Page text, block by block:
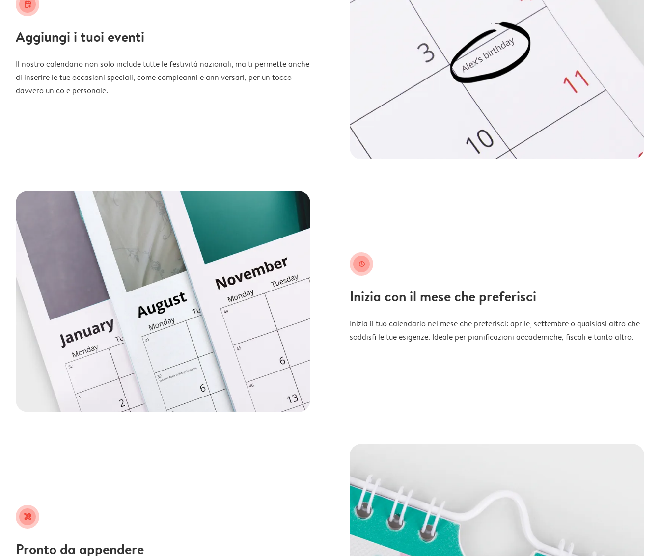
calendar_plus
Aggiungi i tuoi eventi
Il nostro calendario non solo include tutte le festività nazionali, ma ti permette anche
di inserire le tue occasioni speciali, come compleanni e anniversari, per un tocco
davvero unico e personale.
clock
Inizia con il mese che preferisci
Inizia il tuo calendario nel mese che preferisci: aprile, settembre o qualsiasi altro che
soddisfi le tue esigenze. Ideale per pianificazioni accademiche, fiscali e tanto altro.
tools
Pronto da appendere